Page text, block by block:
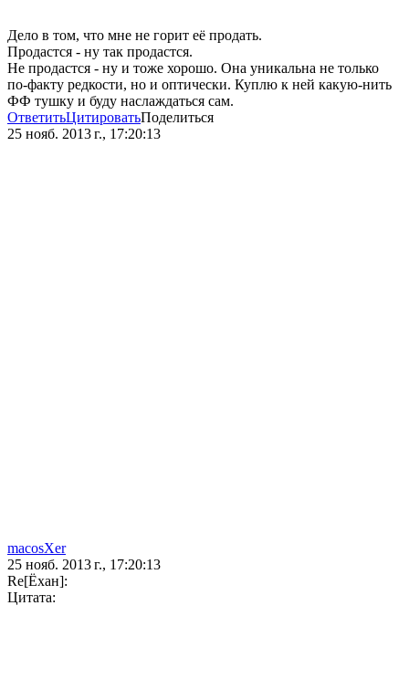
Дело в том, что мне не горит её продать.
Продастся - ну так продастся.
Не продастся - ну и тоже хорошо. Она уникальна не только
по-факту редкости, но и оптически. Куплю к ней какую-нить
ФФ тушку и буду наслаждаться сам.
ОтветитьЦитироватьПоделиться
25 нояб. 2013 г., 17:20:13
macosXer
25 нояб. 2013 г., 17:20:13
Re[Ёхан]:
Цитата: